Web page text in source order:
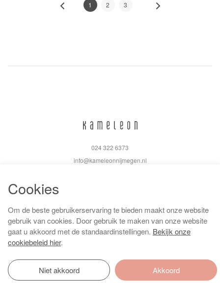
1 2 3
024 322 6373
info@kameleonnijmegen.nl
Algemene voorwaarden
Privacy policy
Cookiebeleid
Cookies
Om de beste gebruikerservaring te bieden maakt onze website
gebruik van cookies. Door gebruik te maken van onze website
gaat u akkoord met de standaardinstellingen. Bekijk onze
cookiebeleid hier.